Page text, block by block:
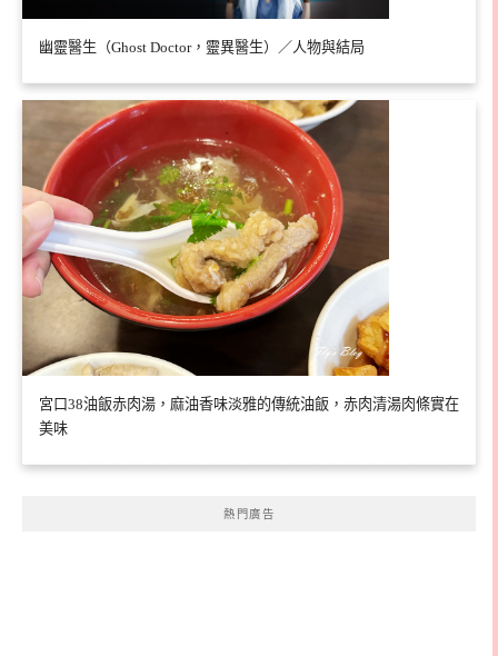
幽靈醫生（Ghost Doctor，靈異醫生）／人物與結局
宮口38油飯赤肉湯，麻油香味淡雅的傳統油飯，赤肉清湯肉條實在
美味
熱門廣告